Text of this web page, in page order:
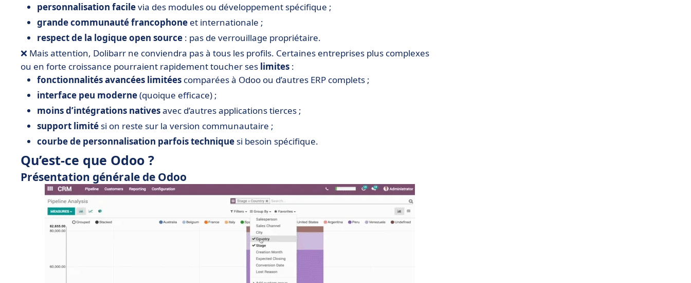
personnalisation facilevia des modules ou développement spécifique ;
grande communauté francophone et internationale ;
respect de la logique open source : pas de verrouillage propriétaire.
❌ Mais attention, Dolibarr ne conviendra pas à tous les profils. Certaines entreprises plus complexes
ou en forte croissance pourraient rapidement toucher ses limites :
fonctionnalités avancées limitées comparées à Odoo ou d’autres ERP complets ;
interface peu moderne(quoique efficace) ;
moins d’intégrations nativesavec d’autres applications tierces ;
support limité si on reste sur la version communautaire ;
courbe de personnalisation parfois technique si besoin spécifique.
Qu’est-ce que Odoo ?
Présentation générale de Odoo